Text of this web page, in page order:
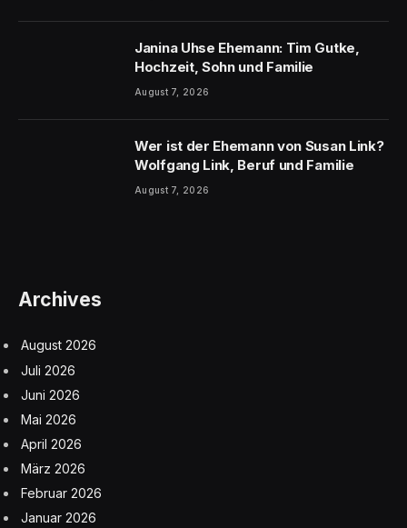
Janina Uhse Ehemann: Tim Gutke,
Hochzeit, Sohn und Familie
August 7, 2026
Wer ist der Ehemann von Susan Link?
Wolfgang Link, Beruf und Familie
August 7, 2026
Archives
August 2026
Juli 2026
Juni 2026
Mai 2026
April 2026
März 2026
Februar 2026
Januar 2026